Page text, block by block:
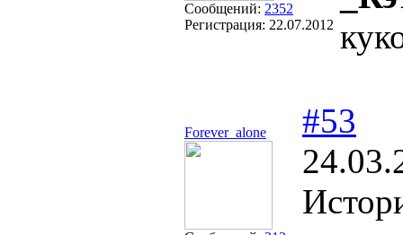
Сообщений: 2352
Регистрация: 22.07.2012
Forever_alone
#53